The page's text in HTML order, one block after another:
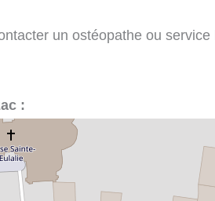
un ostéopathe ou
: